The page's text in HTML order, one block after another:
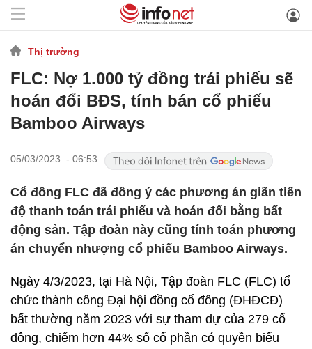
Thị trường
FLC: Nợ 1.000 tỷ đồng trái phiếu sẽ
hoán đổi BĐS, tính bán cổ phiếu
Bamboo Airways
05/03/2023 - 06:53
Cổ đông FLC đã đồng ý các phương án giãn tiến
độ thanh toán trái phiếu và hoán đổi bằng bất
động sản. Tập đoàn này cũng tính toán phương
án chuyển nhượng cổ phiếu Bamboo Airways.
Ngày 4/3/2023, tại Hà Nội, Tập đoàn FLC (FLC) tổ
chức thành công Đại hội đồng cổ đông (ĐHĐCĐ)
bất thường năm 2023 với sự tham dự của 279 cổ
đông, chiếm hơn 44% số cổ phần có quyền biểu